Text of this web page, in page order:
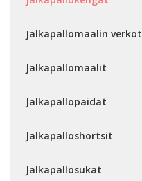
Jalkapallomaalin verkot
Jalkapallomaalit
Jalkapallopaidat
Jalkapalloshortsit
Jalkapallosukat